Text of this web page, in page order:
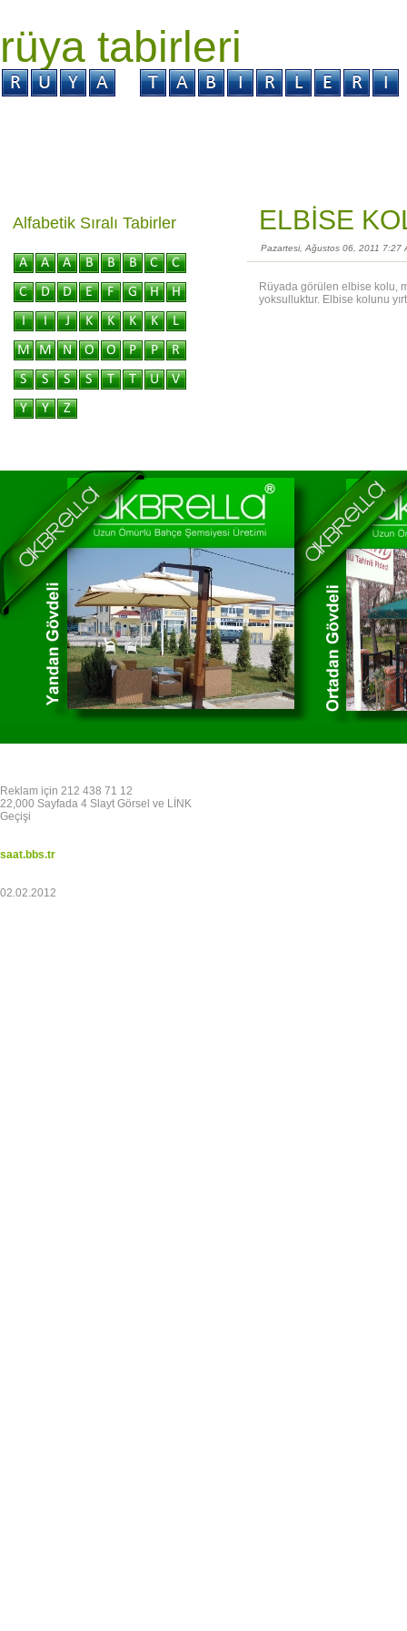
rüya tabirleri
ELBİSE
Pazartesi, Ağustos 06, 2011 7:27
Rüyada görülen elbise kolu,
yoksulluktur. Elbise kolunu
Alfabetik Sıralı Tabirler
Reklam için 212 438 71 12
22,000 Sayfada 4 Slayt Görsel ve LİNK
Geçişi
saat.bbs.tr
02.02.2012